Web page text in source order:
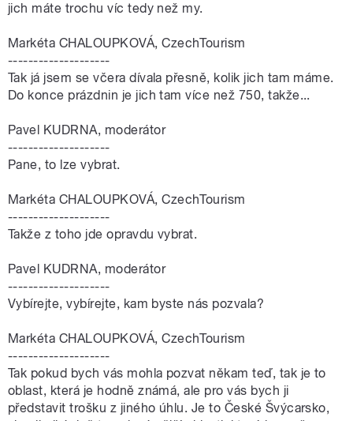
jich máte trochu víc tedy než my.
Markéta CHALOUPKOVÁ, CzechTourism
--------------------
Tak já jsem se včera dívala přesně, kolik jich tam máme.
Do konce prázdnin je jich tam více než 750, takže...
Pavel KUDRNA, moderátor
--------------------
Pane, to lze vybrat.
Markéta CHALOUPKOVÁ, CzechTourism
--------------------
Takže z toho jde opravdu vybrat.
Pavel KUDRNA, moderátor
--------------------
Vybírejte, vybírejte, kam byste nás pozvala?
Markéta CHALOUPKOVÁ, CzechTourism
--------------------
Tak pokud bych vás mohla pozvat někam teď, tak je to
oblast, která je hodně známá, ale pro vás bych ji
představit trošku z jiného úhlu. Je to České Švýcarsko,